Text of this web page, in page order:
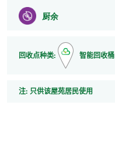
厨余
回收点种类: 智能回收桶
注: 注
只供该屋苑居民使用